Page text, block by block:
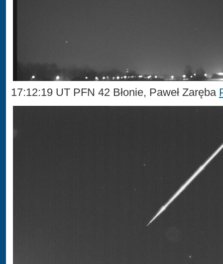
17:12:19 UT PFN 42 Błonie, Paweł Zaręba